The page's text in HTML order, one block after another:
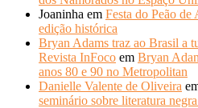
Joaninha em Festa do Peão
edição histórica
Bryan Adams traz ao Brasil a
Revista InFoco em Bryan
anos 80 e 90 no Metropolitan
Danielle Valente de Oliveira
seminário sobre literatura